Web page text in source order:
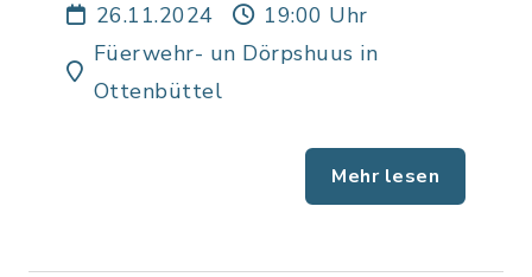
26.11.2024
19:00 Uhr
Füerwehr- un Dörpshuus in
Ottenbüttel
Mehr lesen